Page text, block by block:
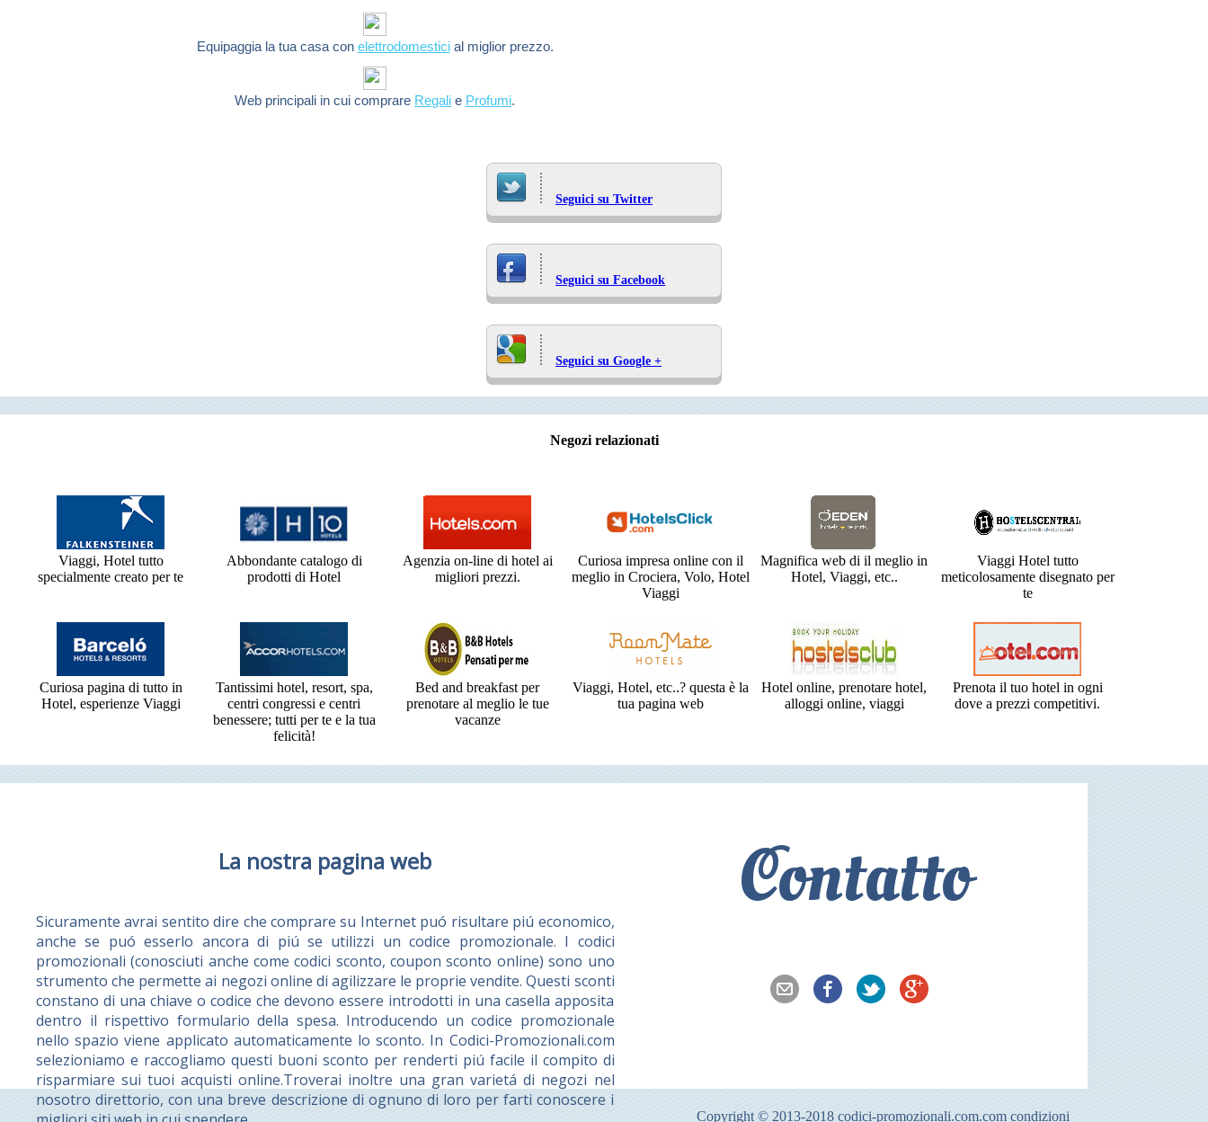
Equipaggia la tua casa con elettrodomesticial miglior prezzo.
Web principali in cui comprare Regali e Profumi.
Seguici su Twitter
Seguici su Facebook
Seguici su Google +
Negozi relazionati
Viaggi, Hotel tutto
specialmente creato per te
Abbondante catalogo di
prodotti di Hotel
Agenzia on-line di hotel ai
migliori prezzi.
Curiosa impresa online con il
meglio in Crociera, Volo, Hotel
Viaggi
Magnifica web di il meglio in
Hotel, Viaggi, etc..
Viaggi Hotel tutto
meticolosamente disegnato per
te
Curiosa pagina di tutto in
Hotel, esperienze Viaggi
Tantissimi hotel, resort, spa,
centri congressi e centri
benessere; tutti per te e la tua
felicità!
Bed and breakfast per
prenotare al meglio le tue
vacanze
Viaggi, Hotel, etc..? questa è la
tua pagina web
Hotel online, prenotare hotel,
alloggi online, viaggi
Prenota il tuo hotel in ogni
dove a prezzi competitivi.
Contatto
La nostra pagina web
Sicuramente avrai sentito dire che comprare su Internet puó risultare piú economico,
anche se puó esserlo ancora di piú se utilizzi un codice promozionale. I codici
promozionali (conosciuti anche come codici sconto, coupon sconto online) sono uno
strumento che permette ai negozi online di agilizzare le proprie vendite. Questi sconti
constano di una chiave o codice che devono essere introdotti in una casella apposita
dentro il rispettivo formulario della spesa. Introducendo un codice promozionale
nello spazio viene applicato automaticamente lo sconto. In Codici-Promozionali.com
selezioniamo e raccogliamo questi buoni sconto per renderti piú facile il compito di
risparmiare sui tuoi acquisti online.Troverai inoltre una gran varietá di negozi nel
nosotro direttorio, con una breve descrizione di ognuno di loro per farti conoscere i
Copyright © 2013-2018 codici-promozionali.com.com condizioni